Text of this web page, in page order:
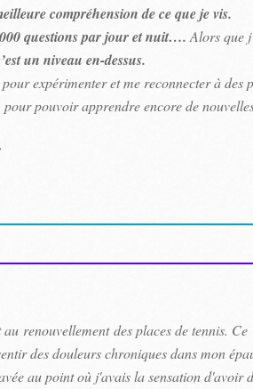
compréhension de ce que je vis.
questions par jour et nuit…. Alors que
un niveau en-dessus.
expérimenter et me reconnecter à des
pouvoir apprendre encore de
renouvellement des places de tennis. Ce
des douleurs chroniques dans mon
au point où j'avais la sensation d'avoir